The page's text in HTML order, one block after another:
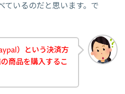
ているのだと思います。で
）という決済方
商品を購入するこ